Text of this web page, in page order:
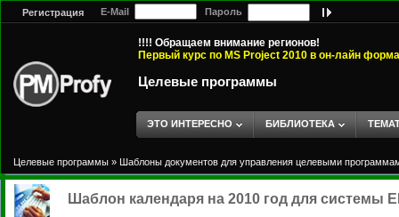
Регистрация E-Mail Пароль
!!!! Обращаем внимание регионов!
Первый курс по MS Project 2010 в он-лайн
Целевые программы
ЭТО ИНТЕРЕСНО БИБЛИОТЕКА
Целевые программы » Шаблоны документов для управления целевыми
Шаблон календаря на 2010 год для системы